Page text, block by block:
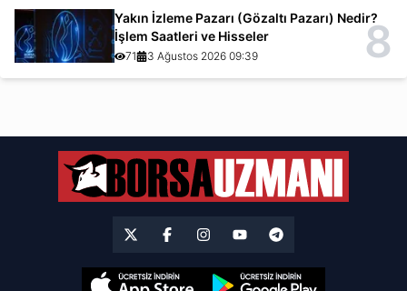
Yakın İzleme Pazarı (Gözaltı Pazarı) Nedir?
İşlem Saatleri ve Hisseler
71 3 Ağustos 2026 09:39 8